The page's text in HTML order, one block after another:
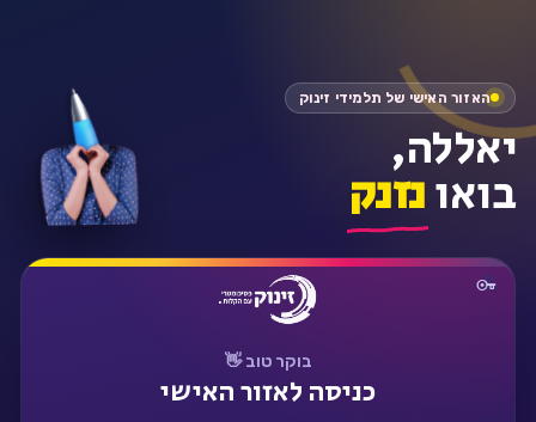
בוקר טוב 👋
כניסה לאזור האישי
האזור האישי של תלמידי זינוק
יאללה,
בואונזנק